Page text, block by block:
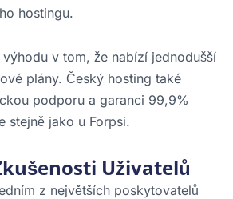
hostingu.
v tom, že nabízí jednodušší
plány. Český hosting také
podporu a garanci 99,9%
stejně jako u Forpsi.
Uživatelů
z největších poskytovatelů